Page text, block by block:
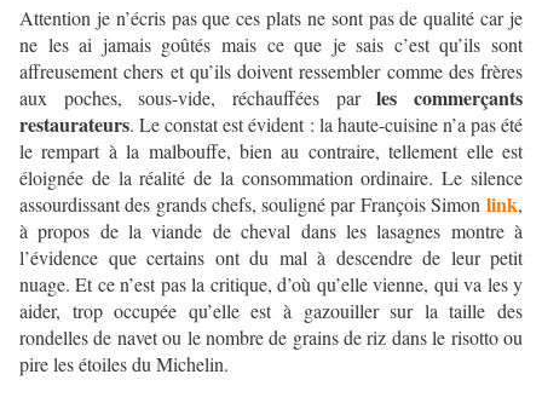
Attention je n’écris pas que ces plats ne sont pas de qualité car je
ne les ai jamais goûtés mais ce que je sais c’est qu’ils sont
affreusement chers et qu’ils doivent ressembler comme des frères
aux poches, sous-vide, réchauffées parles commerçants
restaurateurs. Le constat est évident : la haute-cuisine n’a pas été
le rempart à la malbouffe, bien au contraire, tellement elle est
éloignée de la réalité de la consommation ordinaire. Le silence
assourdissant des grands chefs, souligné par François Simon link,
à propos de la viande de cheval dans les lasagnes montre à
l’évidence que certains ont du mal à descendre de leur petit
nuage. Et ce n’est pas la critique, d’où qu’elle vienne, qui va les y
aider, trop occupée qu’elle est à gazouiller sur la taille des
rondelles de navet ou le nombre de grains de riz dans le risotto ou
pire les étoiles du Michelin.